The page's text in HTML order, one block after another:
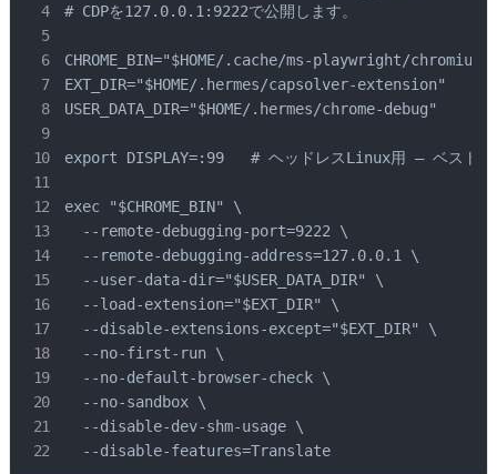
# CDPを127.0.0.1:9222で公開します。
CHROME_BIN="$HOME/.cache/ms-playwright/
EXT_DIR="$HOME/.hermes/capsolver-extension"
USER_DATA_DIR="$HOME/.hermes/chrome-debug"
export DISPLAY=:99   # ヘッドレスLinux用 — ベストプ
exec "$CHROME_BIN" \
  --remote-debugging-port=9222 \
  --remote-debugging-address=127.0.0.1 \
  --user-data-dir="$USER_DATA_DIR" \
  --load-extension="$EXT_DIR" \
  --disable-extensions-except="$EXT_DIR" \
  --no-first-run \
  --no-default-browser-check \
  --no-sandbox \
  --disable-dev-shm-usage \
  --disable-features=Translate